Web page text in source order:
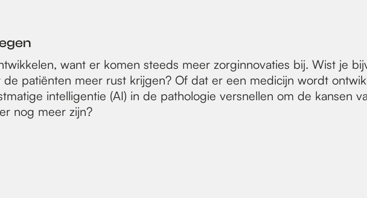
want er komen steeds meer zorginnovaties bij. Wist je
de patiënten meer rust krijgen? Of dat er een medicijn wordt
intelligentie (AI) in de pathologie versnellen om de kansen
nog meer zijn?